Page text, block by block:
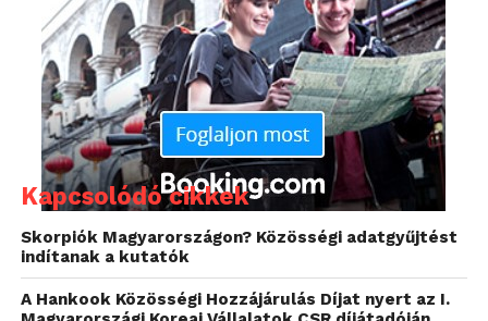
Kapcsolódó cikkek
Skorpiók Magyarországon? Közösségi adatgyűjtést
indítanak a kutatók
A Hankook Közösségi Hozzájárulás Díjat nyert az I.